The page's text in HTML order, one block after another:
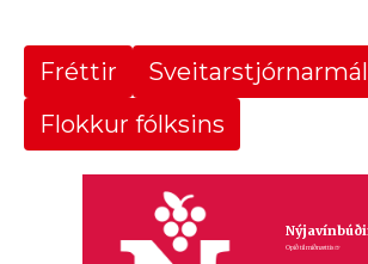
Fréttir
Sveitarstjórnarmál
Flokkur fólksins